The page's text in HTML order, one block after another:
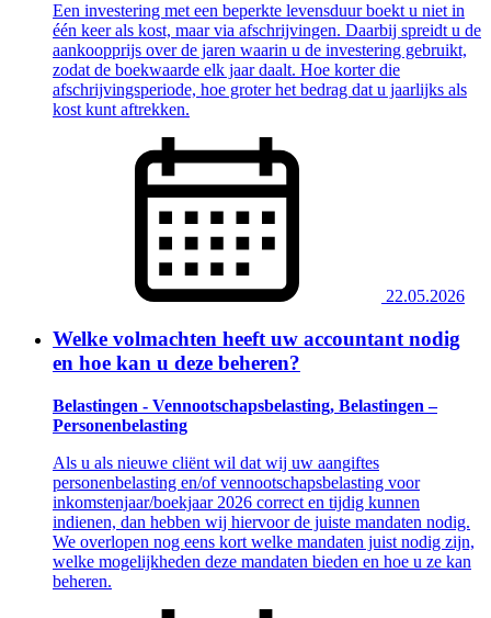
Een investering met een beperkte levensduur boekt u niet in
één keer als kost, maar via afschrijvingen. Daarbij spreidt u de
aankoopprijs over de jaren waarin u de investering gebruikt,
zodat de boekwaarde elk jaar daalt. Hoe korter die
afschrijvingsperiode, hoe groter het bedrag dat u jaarlijks als
kost kunt aftrekken.
22.05.2026
Welke volmachten heeft uw accountant nodig
en hoe kan u deze beheren?
Belastingen - Vennootschapsbelasting, Belastingen –
Personenbelasting
Als u als nieuwe cliënt wil dat wij uw aangiftes
personenbelasting en/of vennootschapsbelasting voor
inkomstenjaar/boekjaar 2026 correct en tijdig kunnen
indienen, dan hebben wij hiervoor de juiste mandaten nodig.
We overlopen nog eens kort welke mandaten juist nodig zijn,
welke mogelijkheden deze mandaten bieden en hoe u ze kan
beheren.